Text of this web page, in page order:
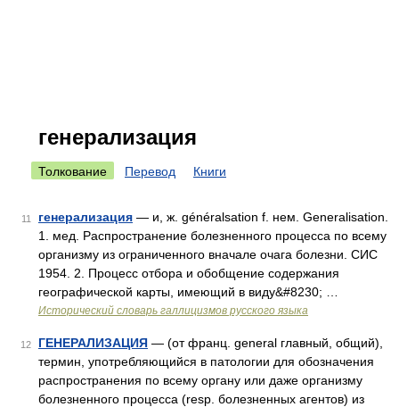
генерализация
Толкование Перевод Книги
11 генерализация — и, ж. généralsation f. нем. Generalisation.
1. мед. Распространение болезненного процесса по всему
организму из ограниченного вначале очага болезни. СИС
1954. 2. Процесс отбора и обобщение содержания
географической карты, имеющий в виду&#8230; …
Исторический словарь галлицизмов русского языка
12 ГЕНЕРАЛИЗАЦИЯ — (от франц. general главный, общий),
термин, употребляющийся в патологии для обозначения
распространения по всему органу или даже организму
болезненного процесса (resp. болезненных агентов) из